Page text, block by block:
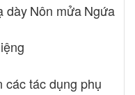
dàyNôn mửaNgứa
các tác dụng phụ